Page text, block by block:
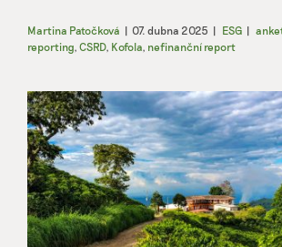
Martina Patočková | 07. dubna 2025 | ESG |
reporting, CSRD, Kofola, nefinanční report